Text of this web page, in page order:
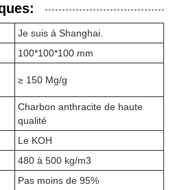
Je suis à Shanghai.
100*100*100 mm
≥ 150 Mg/g
Charbon anthracite de haute
qualité
Le KOH
480 à 500 kg/m3
Pas moins de 95%